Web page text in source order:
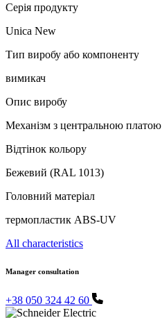
Серія продукту
Unica New
Тип виробу або компоненту
вимикач
Опис виробу
Механізм з центральною платою
Відтінок кольору
Бежевий (RAL 1013)
Головний матеріал
термопластик ABS-UV
All characteristics
Manager consultation
+38 050 324 42 60